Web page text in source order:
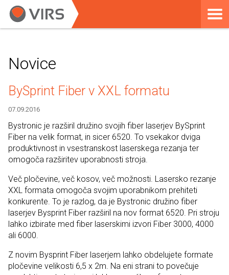
Novice
BySprint Fiber v XXL formatu
07.09.2016
Bystronic je razširil družino svojih fiber laserjev BySprint
Fiber na velik format, in sicer 6520. To vsekakor dviga
produktivnost in vsestranskost laserskega rezanja ter
omogoča razširitev uporabnosti stroja.
Več pločevine, več kosov, več možnosti. Lasersko rezanje
XXL formata omogoča svojim uporabnikom prehiteti
konkurente. To je razlog, da je Bystronic družino fiber
laserjev Bysprint Fiber razširil na nov format 6520. Pri stroju
lahko izbirate med fiber laserskimi izvori Fiber 3000, 4000
ali 6000.
Z novim Bysprint Fiber laserjem lahko obdelujete formate
pločevine velikosti 6,5 x 2m. Na eni strani to povečuje